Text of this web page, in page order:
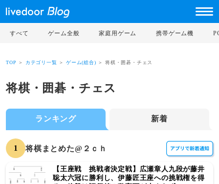
すべて ゲーム全般 家庭用ゲーム 携帯ゲーム機
TOP ＞ カテゴリ一覧 ＞ゲーム(総合) ＞ 将棋・囲碁・チェス
将棋・囲碁・チェス
ランキング 新着
1 将棋まとめた@２ｃｈ
【王座戦 挑戦者決定戦】広瀬章人九段が藤井
聡太六冠に勝利し、伊藤匠王座への挑戦権を得